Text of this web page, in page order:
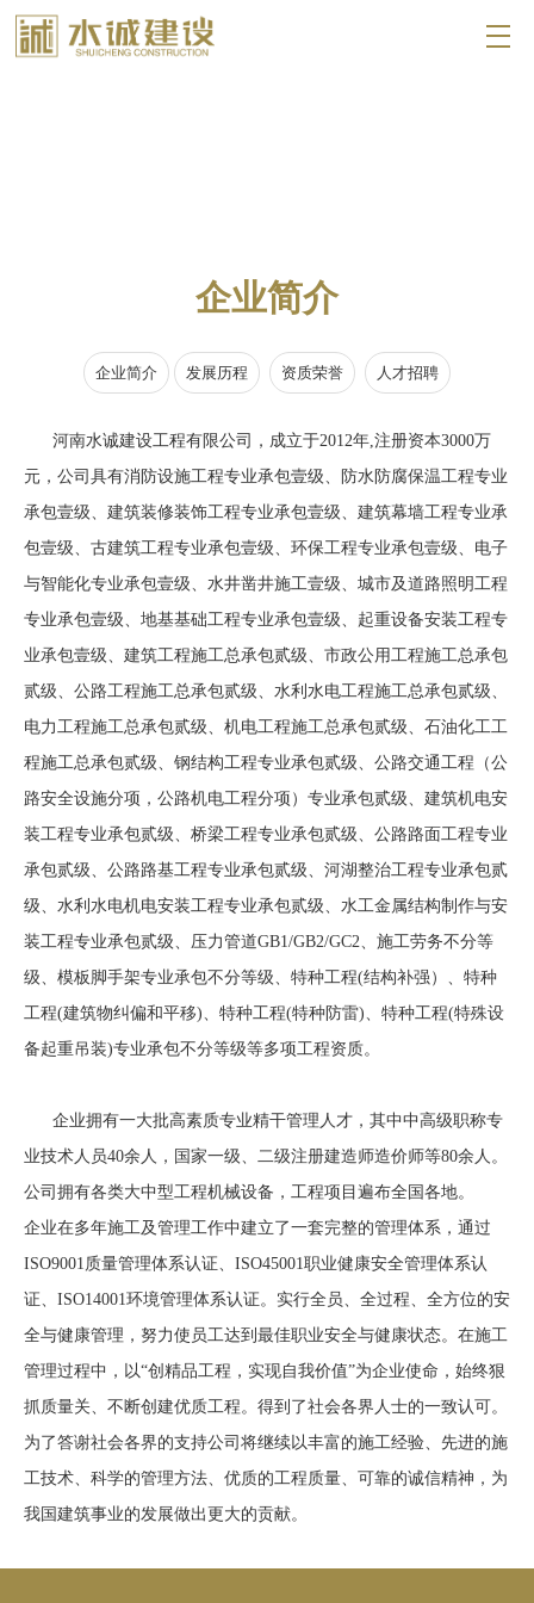
企业简介
企业简介 发展历程 资质荣誉 人才招聘
河南水诚建设工程有限公司，成立于2012年,注册资本3000万
元，公司具有消防设施工程专业承包壹级、防水防腐保温工程专业
承包壹级、建筑装修装饰工程专业承包壹级、建筑幕墙工程专业承
包壹级、古建筑工程专业承包壹级、环保工程专业承包壹级、电子
与智能化专业承包壹级、水井凿井施工壹级、城市及道路照明工程
专业承包壹级、地基基础工程专业承包壹级、起重设备安装工程专
业承包壹级、建筑工程施工总承包贰级、市政公用工程施工总承包
贰级、公路工程施工总承包贰级、水利水电工程施工总承包贰级、
电力工程施工总承包贰级、机电工程施工总承包贰级、石油化工工
程施工总承包贰级、钢结构工程专业承包贰级、公路交通工程（公
路安全设施分项，公路机电工程分项）专业承包贰级、建筑机电安
装工程专业承包贰级、桥梁工程专业承包贰级、公路路面工程专业
承包贰级、公路路基工程专业承包贰级、河湖整治工程专业承包贰
级、水利水电机电安装工程专业承包贰级、水工金属结构制作与安
装工程专业承包贰级、压力管道GB1/GB2/GC2、施工劳务不分等
级、模板脚手架专业承包不分等级、特种工程(结构补强）、特种
工程(建筑物纠偏和平移)、特种工程(特种防雷)、特种工程(特殊设
备起重吊装)专业承包不分等级等多项工程资质。
企业拥有一大批高素质专业精干管理人才，其中中高级职称专
业技术人员40余人，国家一级、二级注册建造师造价师等80余人。
公司拥有各类大中型工程机械设备，工程项目遍布全国各地。
企业在多年施工及管理工作中建立了一套完整的管理体系，通过
ISO9001质量管理体系认证、ISO45001职业健康安全管理体系认
证、ISO14001环境管理体系认证。实行全员、全过程、全方位的安
全与健康管理，努力使员工达到最佳职业安全与健康状态。在施工
管理过程中，以“创精品工程，实现自我价值”为企业使命，始终狠
抓质量关、不断创建优质工程。得到了社会各界人士的一致认可。
为了答谢社会各界的支持公司将继续以丰富的施工经验、先进的施
工技术、科学的管理方法、优质的工程质量、可靠的诚信精神，为
我国建筑事业的发展做出更大的贡献。